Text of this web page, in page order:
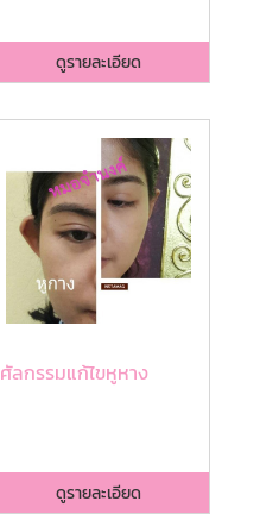
ดูรายละเอียด
ศัลกรรมแก้ไขหูหาง
ดูรายละเอียด